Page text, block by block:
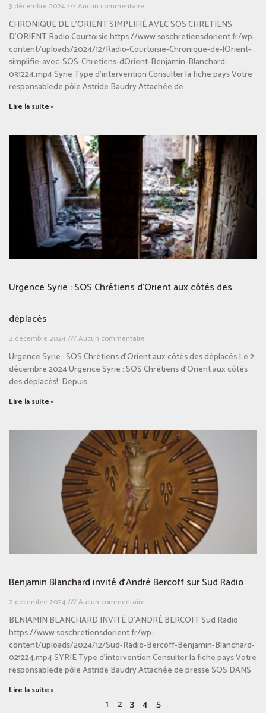
3 décembre 2024 Aucun commentaire
CHRONIQUE DE L’ORIENT SIMPLIFIÉ AVEC SOS CHRETIENS
D’ORIENT Radio Courtoisie https://www.soschretiensdorient.fr/wp-
content/uploads/2024/12/Radio-Courtoisie-Chronique-de-lOrient-
simplifie-avec-SOS-Chretiens-dOrient-Benjamin-Blanchard-
031224.mp4 Syrie Type d’intervention Consulter la fiche pays Votre
responsablede pôle Astride Baudry Attachée de
Lire la suite »
Urgence Syrie : SOS Chrétiens d’Orient aux côtés des
déplacés
2 décembre 2024 Aucun commentaire
Urgence Syrie : SOS Chrétiens d’Orient aux côtés des déplacés Le 2
décembre 2024 Urgence Syrie : SOS Chrétiens d’Orient aux côtés
des déplacés! Depuis
Lire la suite »
Benjamin Blanchard invité d’André Bercoff sur Sud Radio
2 décembre 2024 Aucun commentaire
BENJAMIN BLANCHARD INVITÉ D’ANDRÉ BERCOFF Sud Radio
https://www.soschretiensdorient.fr/wp-
content/uploads/2024/12/Sud-Radio-Bercoff-Benjamin-Blanchard-
021224.mp4 SYRIE Type d’intervention Consulter la fiche pays Votre
responsablede pôle Astride Baudry Attachée de presse SOS DANS
Lire la suite »
1 2 3 4 5